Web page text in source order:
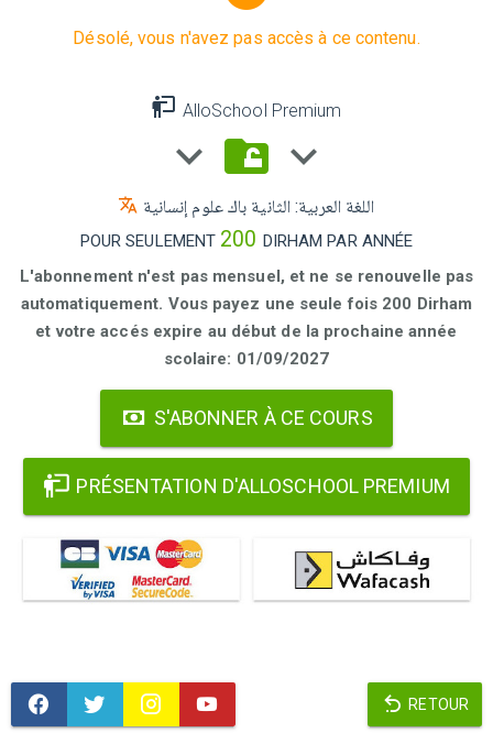
Désolé, vous n'avez pas accès à ce contenu.
AlloSchool Premium
اللغة العربية: الثانية باك علوم إنسانية
POUR SEULEMENT 200 DIRHAM PAR ANNÉE
L'abonnement n'est pas mensuel, et ne se renouvelle pas
automatiquement. Vous payez une seule fois 200 Dirham
et votre accés expire au début de la prochaine année
scolaire: 01/09/2027
S'ABONNER À CE COURS
PRÉSENTATION D'ALLOSCHOOL PREMIUM
RETOUR